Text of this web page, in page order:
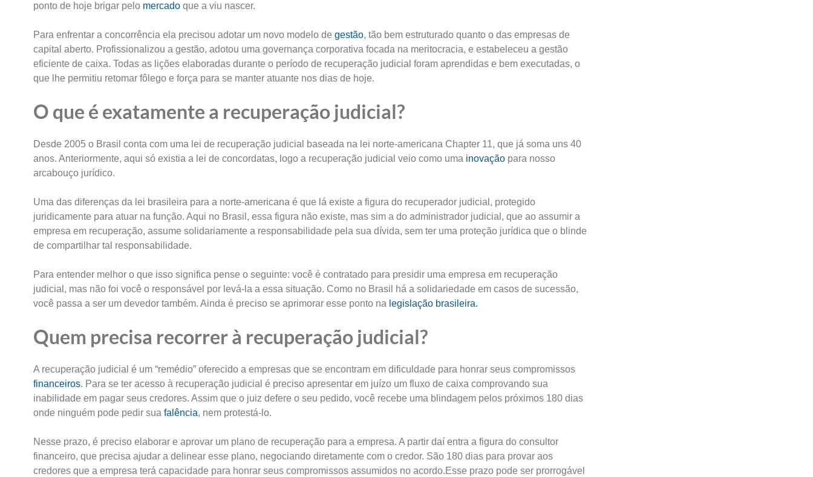
ponto de hoje brigar pelo mercado que a viu nascer.
Para enfrentar a concorrência ela precisou adotar um novo modelo de gestão, tão bem estruturado quanto o das empresas de
capital aberto. Profissionalizou a gestão, adotou uma governança corporativa focada na meritocracia, e estabeleceu a gestão
eficiente de caixa. Todas as lições elaboradas durante o período de recuperação judicial foram aprendidas e bem executadas, o
que lhe permitiu retomar fôlego e força para se manter atuante nos dias de hoje.
O que é exatamente a recuperação judicial?
Desde 2005 o Brasil conta com uma lei de recuperação judicial baseada na lei norte-americana Chapter 11, que já soma uns 40
anos. Anteriormente, aqui só existia a lei de concordatas, logo a recuperação judicial veio como uma inovação para nosso
arcabouço jurídico.
Uma das diferenças da lei brasileira para a norte-americana é que lá existe a figura do recuperador judicial, protegido
juridicamente para atuar na função. Aqui no Brasil, essa figura não existe, mas sim a do administrador judicial, que ao assumir a
empresa em recuperação, assume solidariamente a responsabilidade pela sua dívida, sem ter uma proteção jurídica que o blinde
de compartilhar tal responsabilidade.
Para entender melhor o que isso significa pense o seguinte: você é contratado para presidir uma empresa em recuperação
judicial, mas não foi você o responsável por levá-la a essa situação. Como no Brasil há a solidariedade em casos de sucessão,
você passa a ser um devedor também. Ainda é preciso se aprimorar esse ponto na legislação brasileira.
Quem precisa recorrer à recuperação judicial?
A recuperação judicial é um “remédio” oferecido a empresas que se encontram em dificuldade para honrar seus compromissos
financeiros. Para se ter acesso à recuperação judicial é preciso apresentar em juízo um fluxo de caixa comprovando sua
inabilidade em pagar seus credores. Assim que o juiz defere o seu pedido, você recebe uma blindagem pelos próximos 180 dias
onde ninguém pode pedir sua falência, nem protestá-lo.
Nesse prazo, é preciso elaborar e aprovar um plano de recuperação para a empresa. A partir daí entra a figura do consultor
financeiro, que precisa ajudar a delinear esse plano, negociando diretamente com o credor. São 180 dias para provar aos
credores que a empresa terá capacidade para honrar seus compromissos assumidos no acordo.Esse prazo pode ser prorrogável